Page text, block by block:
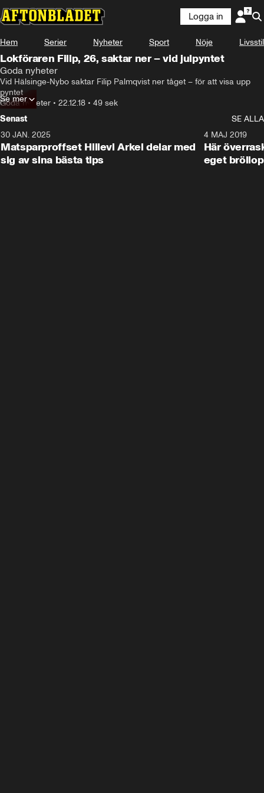
Logga in
Hem Serier Nyheter Sport Nöje Livsstil
Lokföraren Filip, 26, saktar ner – vid julpyntet
Goda nyheter
Vid Hälsinge-Nybo saktar Filip Palmqvist ner tåget – för att visa upp
pyntet
Goda nyheter • 22.12.18 • 49 sek
Se mer
Senast
SE ALLA
30 JAN. 2025
Matsparproffset Hillevi Arkel delar med
sig av sina bästa tips
4 MAJ 2019
Här
eget bröllop